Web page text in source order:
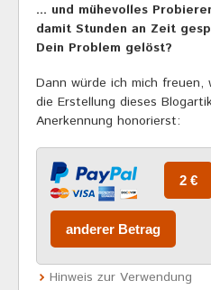
... und mühevolles
damit Stunden an Zeit
Dein Problem gelöst?
Dann würde ich mich
die Erstellung dieses
Anerkennung honorierst:
Hinweis zur Verwendung